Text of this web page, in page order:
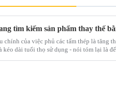
tìm kiếm sản phẩm thay thế
chính của việc phủ các tấm thép là tăng
dài tuổi thọ sử dụng - nói tóm lại là để ngăn ngừa rỉ